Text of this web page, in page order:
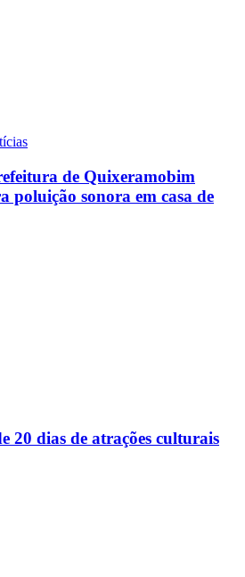
de Quixeramobim
poluição sonora em casa de
20 dias de atrações culturais